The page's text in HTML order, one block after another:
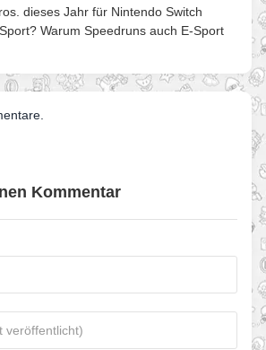
dieses Jahr für Nintendo Switch
Warum Speedruns auch E-Sport
Kommentar